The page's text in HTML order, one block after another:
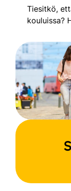
Tiesitkö,
kouluissa?